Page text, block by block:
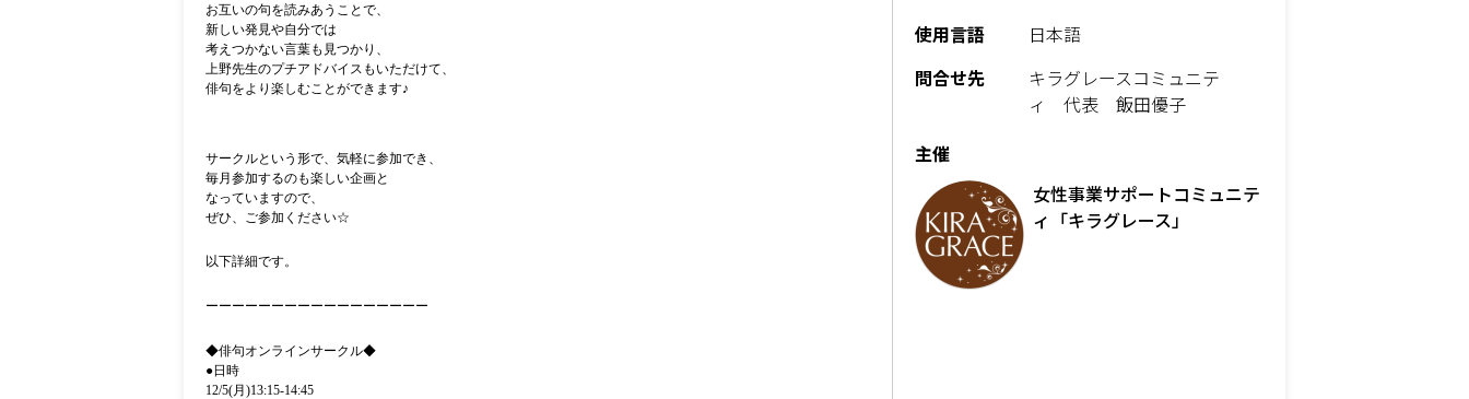
お互いの句を読みあうことで、
新しい発見や自分では
考えつかない言葉も見つかり、
上野先生のプチアドバイスもいただけて、
俳句をより楽しむことができます♪
サークルという形で、気軽に参加でき、
毎月参加するのも楽しい企画と
なっていますので、
ぜひ、ご参加ください☆
以下詳細です。
ーーーーーーーーーーーーーーーーー
◆俳句オンラインサークル◆
●日時
12/5(月)13:15-14:45
使用言語
日本語
問合せ先
キラグレースコミュニテ
ィ 代表 飯田優子
主催
女性事業サポートコミュニテ
ィ「キラグレース」